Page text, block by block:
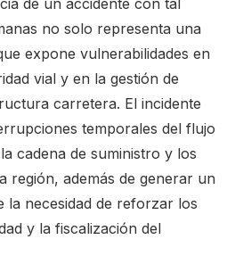
de un accidente con tal
no solo representa una
expone vulnerabilidades en
vial y en la gestión de
carretera. El incidente
temporales del flujo
cadena de suministro y los
región, además de generar un
la necesidad de reforzar los
y la fiscalización del